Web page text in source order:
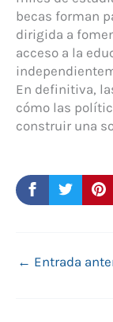
becas forman
dirigida a
acceso a la
En definitiva,
cómo las
construir una
← Entrada